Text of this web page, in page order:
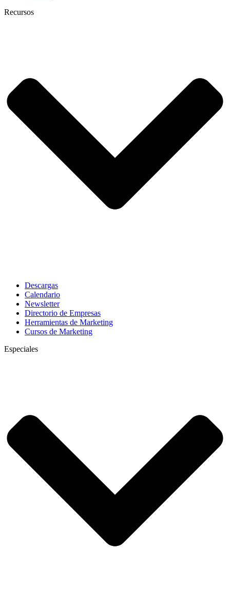
Recursos
Descargas
Calendario
Newsletter
Directorio de Empresas
Herramientas de Marketing
Cursos de Marketing
Especiales